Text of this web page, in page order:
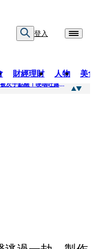
登入
財經理財 人物 美
超速肇事停工一年首度受訪 廣末涼子被次子點醒！哽咽吐露：不再偽裝完美